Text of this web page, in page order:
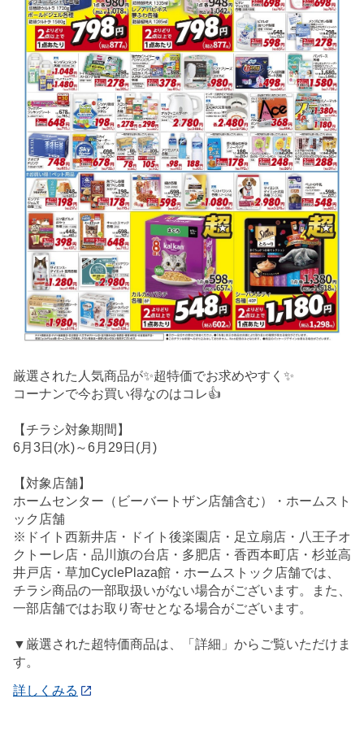
厳選された人気商品が✨超特価でお求めやすく✨
コーナンで今お買い得なのはコレ👍
【チラシ対象期間】
6月3日(水)～6月29日(月)
【対象店舗】
ホームセンター（ビーバートザン店舗含む）・ホームスト
ック店舗
※ドイト西新井店・ドイト後楽園店・足立扇店・八王子オ
クトーレ店・品川旗の台店・多肥店・香西本町店・杉並高
井戸店・草加CyclePlaza館・ホームストック店舗では、
チラシ商品の一部取扱いがない場合がございます。また、
一部店舗ではお取り寄せとなる場合がございます。
▼厳選された超特価商品は、「詳細」からご覧いただけま
す。
詳しくみる